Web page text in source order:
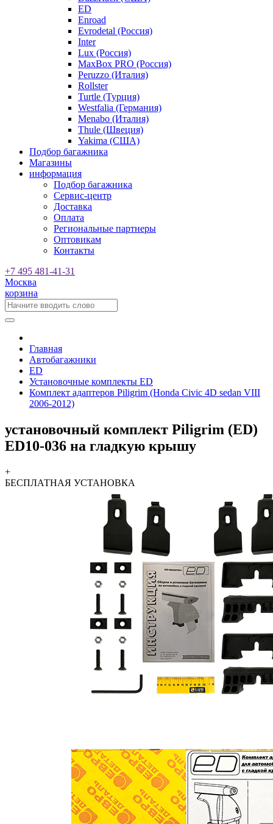
ED
Enroad
Evrodetal (Россия)
Inter
Lux (Россия)
MaxBox PRO (Россия)
Peruzzo (Италия)
Rollster
Turtle (Турция)
Westfalia (Германия)
Menabo (Италия)
Thule (Швеция)
Yakima (США)
Подбор багажника
Магазины
информация
Подбор багажника
Сервис-центр
Доставка
Оплата
Региональные партнеры
Оптовикам
Контакты
+7 495 481-41-31
Москва
корзина
Главная
Автобагажники
ED
Установочные комплекты ED
Комплект адаптеров Piligrim (Honda Civic 4D sedan VIII
2006-2012)
установочный комплект Piligrim (ED)
ED10-036 на гладкую крышу
+
БЕСПЛАТНАЯ УСТАНОВКА